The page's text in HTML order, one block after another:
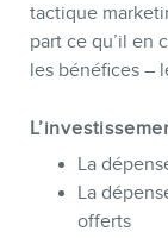
tactique
part ce qu’il en
les bénéfices –
La
La
offerts